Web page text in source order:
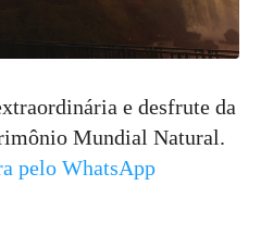
e desfrute da
Mundial Natural.
pelo WhatsApp